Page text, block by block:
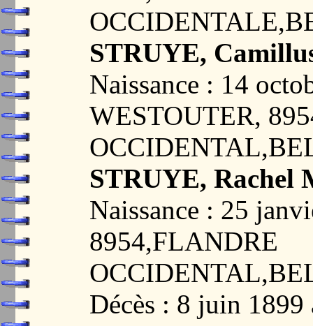
STRUYE,
Naissance : 14
WESTOUTER,
STRUYE, Rachel
Naissance : 25
8954,FLANDRE
Décès : 8 juin